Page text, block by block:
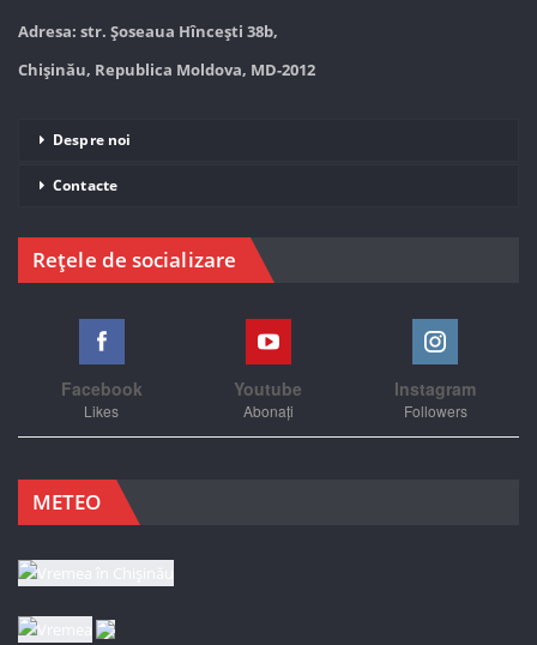
Adresa: str. Șoseaua Hînceşti 38b,
Chișinău, Republica Moldova, MD-2012
Despre noi
Contacte
Rețele de socializare
Facebook
Likes
Youtube
Abonați
Instagram
Followers
METEO